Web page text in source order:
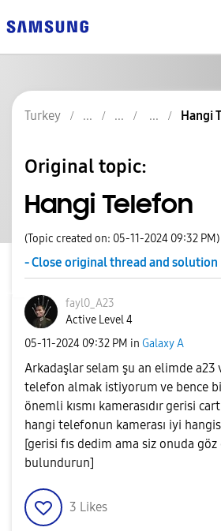
Turkey Hangi
Original topic:
Hangi Telefon
(Topic created on: 05-11-2024 09:32 PM)
- Close original thread and solution
fayl0_A23
Active Level 4
‎05-11-2024 09:32 PM in Galaxy A
Arkadaşlar selam şu an elimde a23
telefon almak istiyorum ve bence
önemli kısmı kamerasıdır gerisi
hangi telefonun kamerası iyi
[gerisi fıs dedim ama siz onuda
bulundurun]
3 Likes